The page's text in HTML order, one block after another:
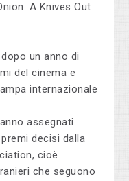
A Knives Out
un anno di
del cinema e
internazionale
assegnati
decisi dalla
cioè
che seguono